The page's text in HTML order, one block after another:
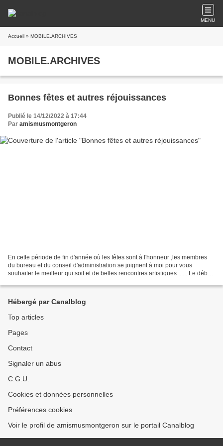
MENU
Accueil » MOBILE.ARCHIVES
MOBILE.ARCHIVES
Bonnes fêtes et autres réjouissances
Publié le 14/12/2022 à 17:44
Par amismusmontgeron
En cette période de fin d'année où les fêtes sont à l'honneur ,les membres
du bureau et du conseil d'administration se joignent à moi pour vous
souhaiter le meilleur qui soit et de belles rencontres artistiques ...... Le début
Hébergé par Canalblog
Top articles
Pages
Contact
Signaler un abus
C.G.U.
Cookies et données personnelles
Préférences cookies
Voir le profil de amismusmontgeron sur le portail Canalblog